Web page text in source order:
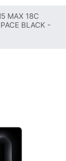
MAX 18C
BLACK -